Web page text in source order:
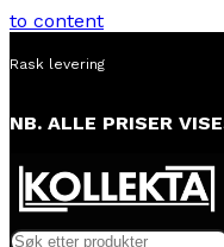
to content
Rask levering
NB. ALLE PRISER